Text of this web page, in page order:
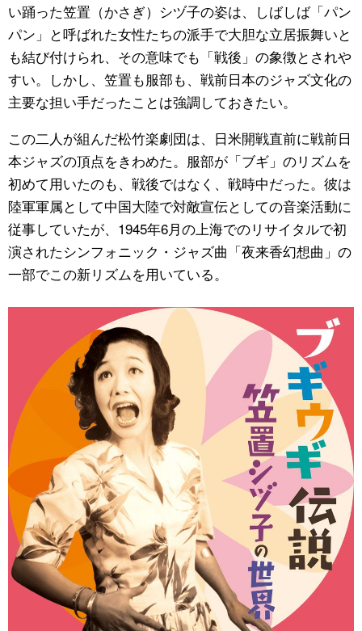
い踊った笠置（かさぎ）シヅ子の姿は、しばしば「パン
パン」と呼ばれた女性たちの派手で大胆な立居振舞いと
も結び付けられ、その意味でも「戦後」の象徴とされや
すい。しかし、笠置も服部も、戦前日本のジャズ文化の
主要な担い手だったことは強調しておきたい。
この二人が組んだ松竹楽劇団は、日米開戦直前に戦前日
本ジャズの頂点をきわめた。服部が「ブギ」のリズムを
初めて用いたのも、戦後ではなく、戦時中だった。彼は
陸軍軍属として中国大陸で対敵宣伝としての音楽活動に
従事していたが、1945年6月の上海でのリサイタルで初
演されたシンフォニック・ジャズ曲「夜来香幻想曲」の
一部でこの新リズムを用いている。